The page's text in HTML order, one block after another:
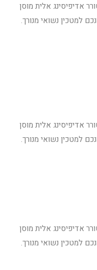
אדיפיסינג אלית מוסן
למטכין נשואי מנורך.
אדיפיסינג אלית מוסן
למטכין נשואי מנורך.
אדיפיסינג אלית מוסן
למטכין נשואי מנורך.